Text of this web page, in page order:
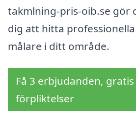
takmlning-pris-oib.se gör
dig att hitta
målare i ditt område.
Få 3 erbjudanden,
förpliktelser